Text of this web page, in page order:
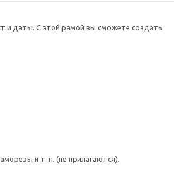
и даты. С этой рамой вы сможете создать
и т. п. (не прилагаются).